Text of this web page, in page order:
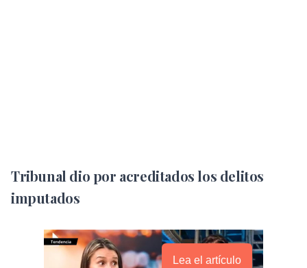
Tribunal dio por acreditados los delitos
imputados
Lea el artículo